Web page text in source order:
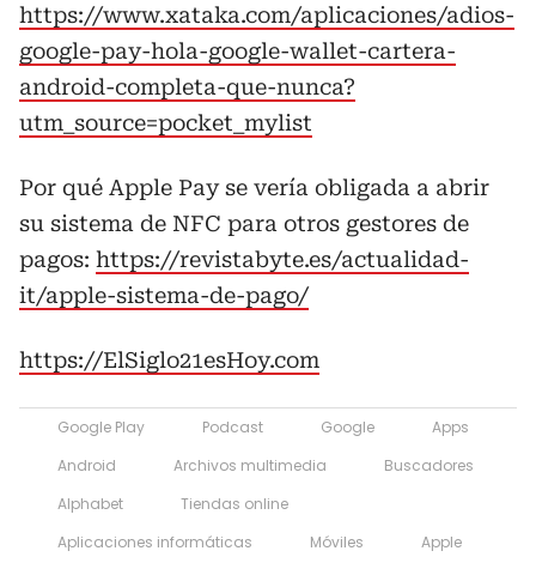
https://www.xataka.com/aplicaciones/adios-
google-pay-hola-google-wallet-cartera-
android-completa-que-nunca?
utm_source=pocket_mylist
Por qué Apple Pay se vería obligada a abrir
su sistema de NFC para otros gestores de
pagos: https://revistabyte.es/actualidad-
it/apple-sistema-de-pago/
https://ElSiglo21esHoy.com
Google Play Podcast Google
Apps
Android
Archivos multimedia
Buscadores
Alphabet
Tiendas online
Aplicaciones informáticas
Móviles
Apple